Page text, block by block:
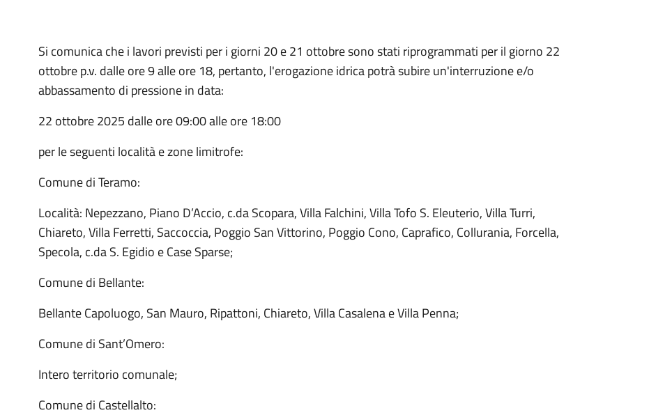
Si comunica che i lavori previsti per i giorni 20 e 21 ottobre sono stati riprogrammati per il giorno 22
ottobre p.v. dalle ore 9 alle ore 18, pertanto, l'erogazione idrica potrà subire un'interruzione e/o
abbassamento di pressione in data:
22 ottobre 2025 dalle ore 09:00 alle ore 18:00
per le seguenti località e zone limitrofe:
Comune di Teramo:
Località: Nepezzano, Piano D’Accio, c.da Scopara, Villa Falchini, Villa Tofo S. Eleuterio, Villa Turri,
Chiareto, Villa Ferretti, Saccoccia, Poggio San Vittorino, Poggio Cono, Caprafico, Collurania, Forcella,
Specola, c.da S. Egidio e Case Sparse;
Comune di Bellante:
Bellante Capoluogo, San Mauro, Ripattoni, Chiareto, Villa Casalena e Villa Penna;
Comune di Sant’Omero:
Intero territorio comunale;
Comune di Castellalto: